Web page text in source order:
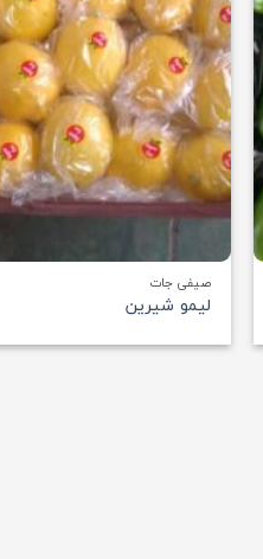
صیفی جات
لیمو شیرین